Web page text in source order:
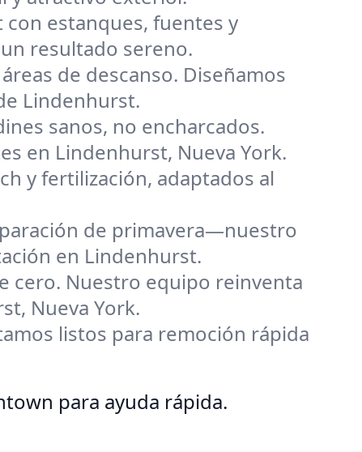
estanques, fuentes y
resultado sereno.
de descanso. Diseñamos
Lindenhurst.
sanos, no encharcados.
en Lindenhurst, Nueva York.
y fertilización, adaptados al
de primavera—nuestro
en Lindenhurst.
cero. Nuestro equipo reinventa
Nueva York.
listos para remoción rápida
para ayuda rápida.